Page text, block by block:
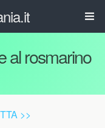
al rosmarino
>>